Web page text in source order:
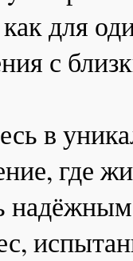
для
с
в
где